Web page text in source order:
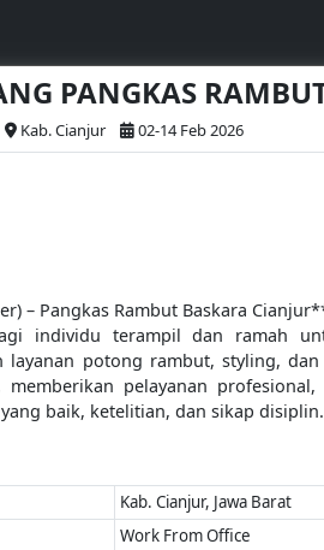
PANGKAS
Kab. Cianjur 02-14 Feb 2026
– Pangkas Rambut Baskara
individu terampil dan ramah
layanan potong rambut, styling,
pelayanan
baik, ketelitian, dan sikap disiplin.
Kab. Cianjur, Jawa Barat
Work From Office